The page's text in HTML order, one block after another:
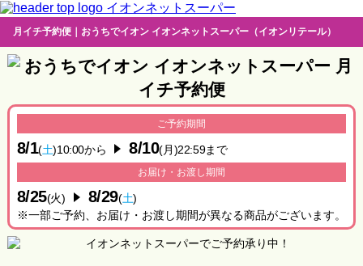
イオンネットスーパー
月イチ予約便｜おうちでイオン イオンネットスーパー（イオンリテール）
ご予約期間
8/1(土)10:00から 8/10(月)22:59まで
お届け・お渡し期間
8/25(火) 8/29(土)
一部ご予約、お届け・お渡し期間が異なる商品がございます。